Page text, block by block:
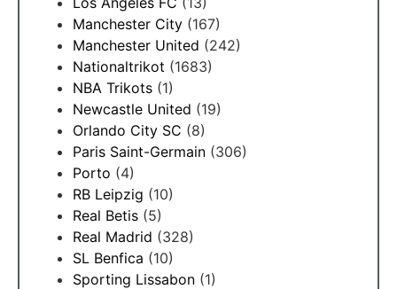
Manchester City (167)
Manchester United (242)
Nationaltrikot (1683)
NBA Trikots (1)
Newcastle United (19)
Orlando City SC (8)
Paris Saint-Germain (306)
Porto (4)
RB Leipzig (10)
Real Betis (5)
Real Madrid (328)
SL Benfica (10)
Sporting Lissabon (1)